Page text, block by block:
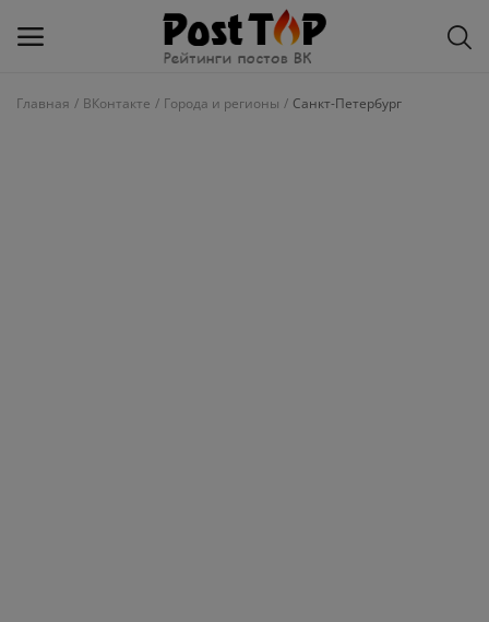
Главная ВКонтакте Города и регионы Санкт-Петербург